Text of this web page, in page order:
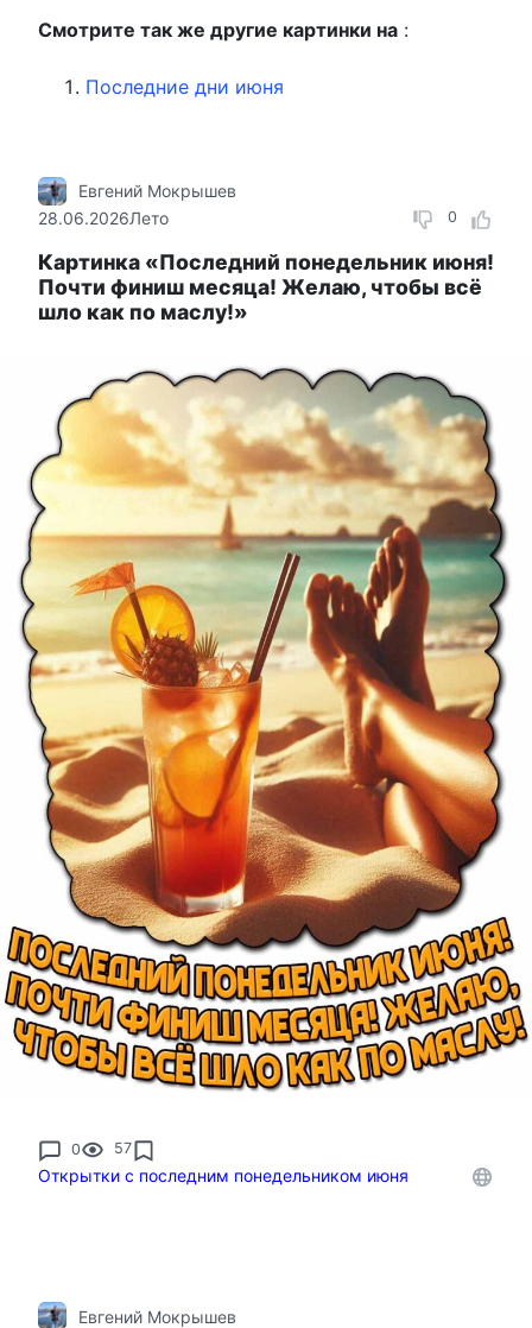
Смотрите так же другие картинки на :
Последние дни июня
0
Евгений Мокрышев
28.06.2026Лето
Картинка «Последний понедельник июня!
Почти финиш месяца! Желаю, чтобы всё
шло как по маслу!»
0 57
Открытки с последним понедельником июня
Евгений Мокрышев